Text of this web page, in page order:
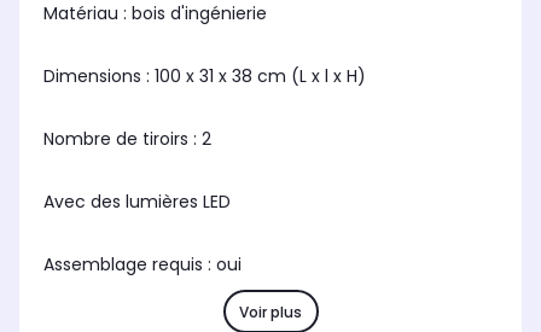
Matériau : bois d'ingénierie
Dimensions : 100 x 31 x 38 cm (L x l x H)
Nombre de tiroirs : 2
Avec des lumières LED
Assemblage requis : oui
Voir plus